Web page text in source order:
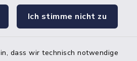
Ich stimme nicht zu
dass wir technisch notwendige
Kontakt